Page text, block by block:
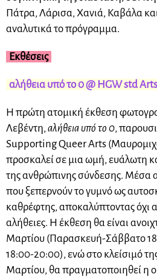
Πάτρα, Λάρισα, Χανιά, Καβάλα
αναλυτικά το πρόγραμμα.
Εκθέσεις
αλήθεια υπό το 0 @ HGW std
Η πρώτη ατομική έκθεση
Λεβέντη,αλήθεια υπό το 0,
Supporting Queer Arts
προσκαλεί σε μια ωμή, ευάλωτη
της ανθρώπινης σύνδεσης. Μέσα
που ξεπερνούν το γυμνό ως
καθρέφτης, αποκαλύπτοντας
αλήθειες. Η έκθεση θα είναι
Μαρτίου (Παρασκευή-Σάββατο
18:00-20:00), ενώ στο κλείσιμό
Μαρτίου, θα πραγματοποιηθεί η